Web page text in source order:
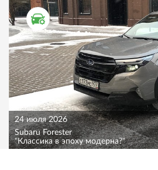
ТЕСТ ДРАЙВ
24 июля 2026
Subaru Forester
"Классика в эпоху модерна?"